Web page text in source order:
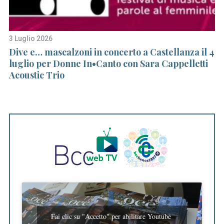
3 Luglio 2026
Dive e… mascalzoni in concerto a Castellanza il 4
luglio per Donne In•Canto con Sara Cappelletti
Acoustic Trio
Fai clic su "Accetto" per abilitare Youtube